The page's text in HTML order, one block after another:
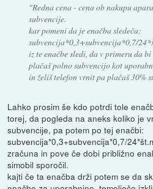
"Redna cena - cena ob nakupu
subvencije.
kar pomeni da je enačba sledeča:
subvencija*0,3+subvencija*0,7/
iz te enačbe sledi, da v primeru da
plačaš polno subvencijo kot
in želiš telefon vrnit pa plačaš 30%
Lahko prosim še kdo potrdi tole
torej, da pogleda na aneks koliko je
subvencije, pa potem po tej enačbi:
subvencija*0,3+subvencija*0,7/
zračuna in pove če dobi približno
simobil sporočil.
kajti če ta enačba drži potem se da